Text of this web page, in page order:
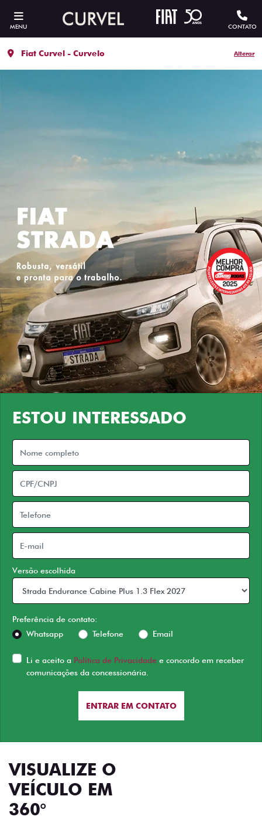
MENU CONTATO
Fiat Curvel - Curvelo Alterar
ESTOU INTERESSADO
Versão escolhida
Preferência de contato:
Whatsapp
Telefone Email
Li e aceito a Política de Privacidade e concordo em receber
comunicações da concessionária.
ENTRAR EM CONTATO
VISUALIZE O
VEÍCULO EM
360°